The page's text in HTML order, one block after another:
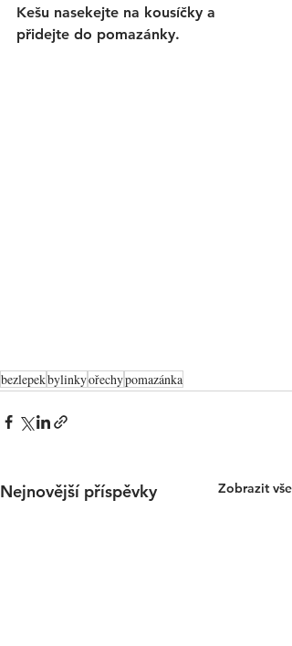
Kešu nasekejte na kousíčky a
přidejte do pomazánky.
bezlepekbylinkyořechypomazánka
Nejnovější příspěvky Zobrazit vše